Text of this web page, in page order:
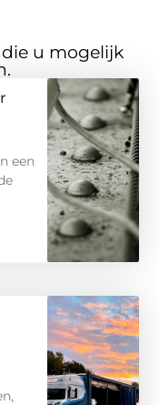
die u mogelijk
een